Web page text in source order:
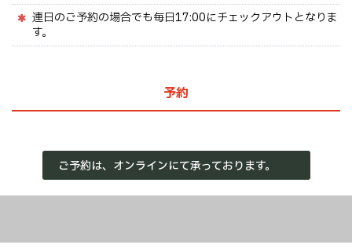
連日のご予約の場合でも毎日17:00にチェックアウトとなりま
す。
予約
ご予約は、オンラインにて承っております。